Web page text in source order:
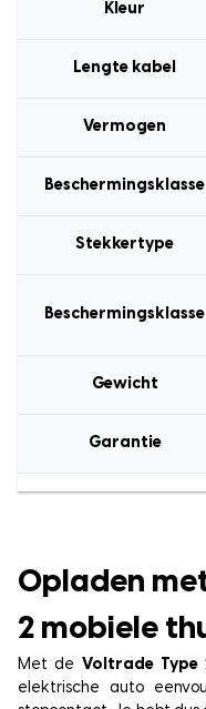
Kleur
Lengte kabel
Vermogen
Beschermingsklasse
Stekkertype
Beschermingsklasse
Gewicht
Garantie
Opladen
2 mobiele
Met de Voltrade
elektrische auto